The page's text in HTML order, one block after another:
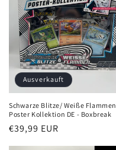
Ausverkauft
Schwarze Blitze/ Weiße Flammen
Poster Kollektion DE - Boxbreak
Normaler
Preis
€39,99 EUR